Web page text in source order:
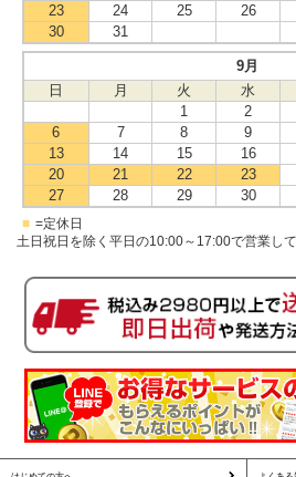
23
24 25 26
30
31
9月
日
月 火 水
1
2
6
7 8 9
13
14 15 16
20
21 22 23
27
28 29 30
■ =定休日
土日祝日を除く平日の10:00～17:00で営業して